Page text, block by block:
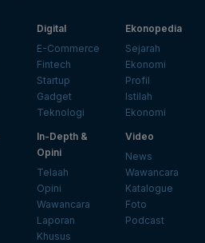
Digital
E-Commerce
Fintech
Startup
Gadget
Teknologi
Ekonopedia
Sejarah
Ekonomi
Profil
Istilah
Ekonomi
In-Depth &
Opini
Telaah
Opini
Wawancara
Laporan
Khusus
Video
News
Wawancara
Katalogue
Foto
Podcast